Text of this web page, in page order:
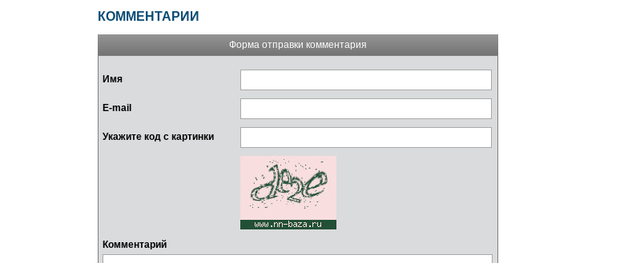
КОММЕНТАРИИ
Форма отправки комментария
Имя
E-mail
Укажите код с картинки
Комментарий